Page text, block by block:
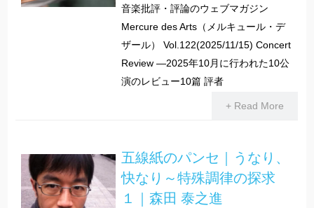
音楽批評・評論のウェブマガジン
Mercure des Arts（メルキュール・デ
ザール） Vol.122(2025/11/15) Concert
Review ―2025年10月に行われた10公
演のレビュー10篇 評者
+ Read More
五線紙のパンセ｜うなり、
快なり～特殊調律の探求
１｜森田 泰之進